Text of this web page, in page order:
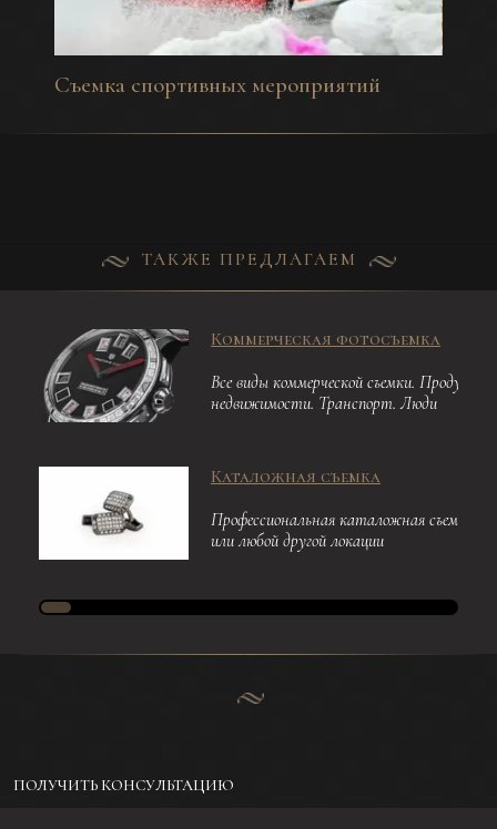
Съемка спортивных мероприятий
ТАКЖЕ ПРЕДЛАГАЕМ
Коммерческая фотосъемка
Все виды коммерческой съемки.
недвижимости. Транспорт. Люди
Каталожная съемка
Профессиональная каталожная съемка в
или любой другой локации
ПОЛУЧИТЬ КОНСУЛЬТАЦИЮ